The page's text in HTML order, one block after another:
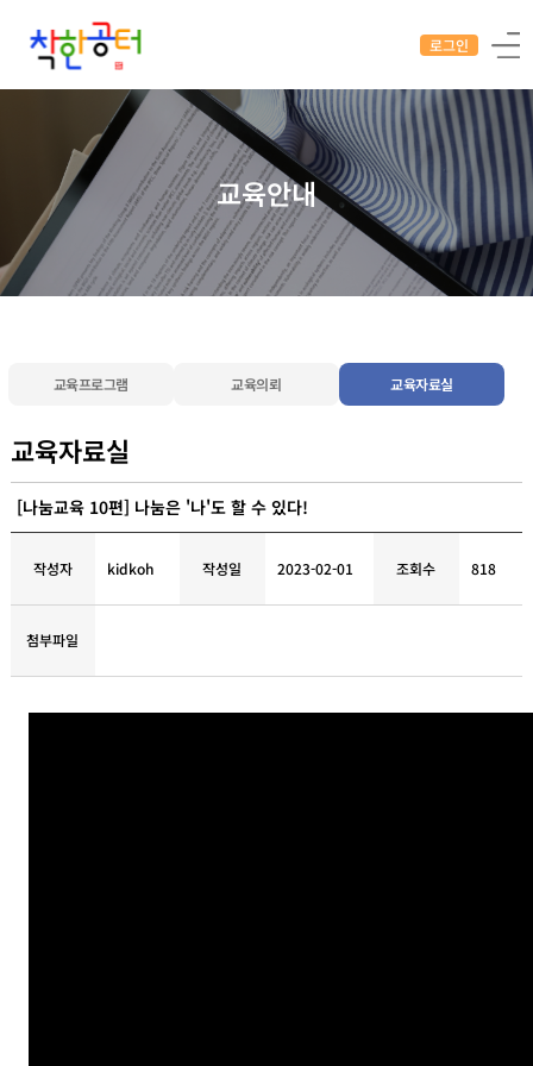
로그인
교육안내
교육프로그램 교육의뢰 교육자료실
교육자료실
[나눔교육 10편] 나눔은 '나'도 할 수 있다!
작성자 kidkoh 작성일 2023-02-01 조회수 818
첨부파일